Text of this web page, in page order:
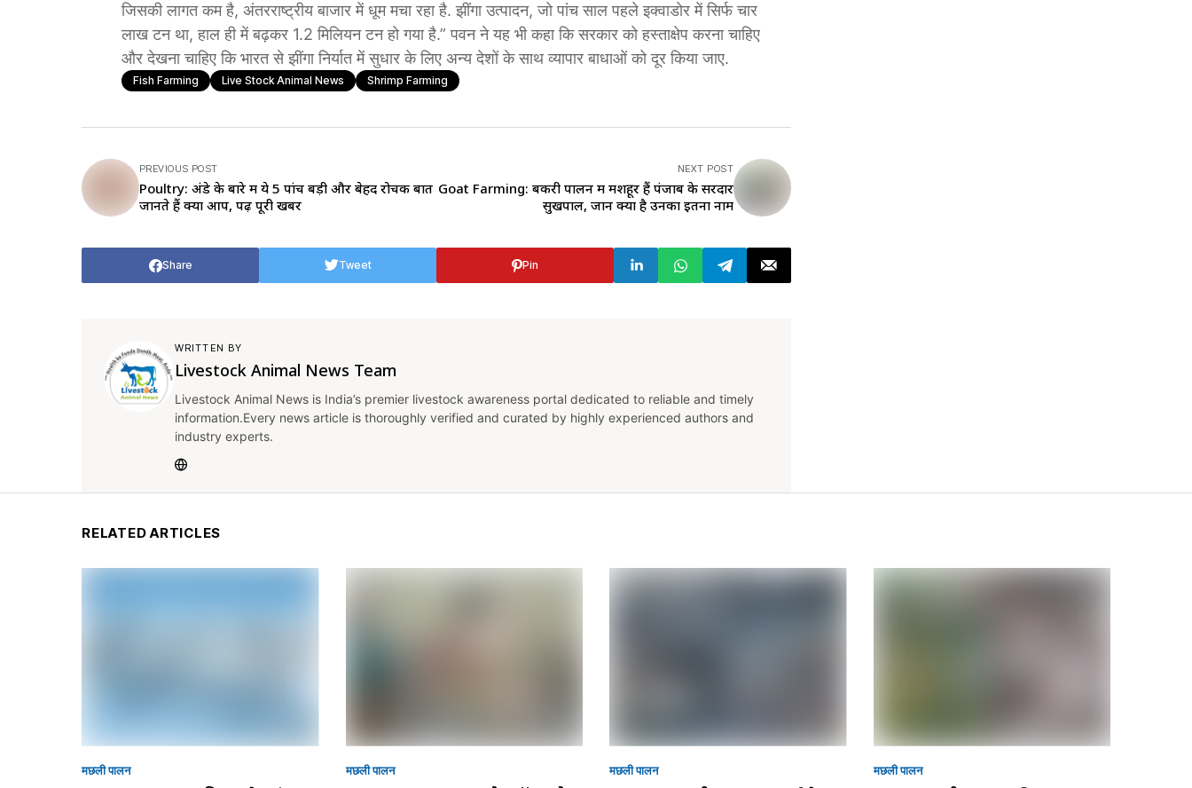
जिसकी लागत कम है, अंतरराष्ट्रीय बाजार में धूम मचा रहा है. झींगा उत्पादन, जो पांच साल पहले इक्वाडोर में सिर्फ चार
लाख टन था, हाल ही में बढ़कर 1.2 मिलियन टन हो गया है.” पवन ने यह भी कहा कि सरकार को हस्ताक्षेप करना चाहिए
और देखना चाहिए कि भारत से झींगा निर्यात में सुधार के लिए अन्य देशों के साथ व्यापार बाधाओं को दूर किया जाए.
Fish Farming Live Stock Animal News Shrimp Farming
PREVIOUS POST
Poultry: अंडे के बारे में ये 5 पांच बड़ी और बेहद रोचक बातें
जानते हैं क्या आप, पढ़ें पूरी खबर
NEXT POST
Goat Farming: बकरी पालन में मशहूर हैं पंजाब के सरदार
सुखपाल, जानें क्यों है उनका इतना नाम
Share Tweet Pin
WRITTEN BY
Livestock Animal News Team
Livestock Animal News is India’s premier livestock awareness portal dedicated to reliable and timely
information.Every news article is thoroughly verified and curated by highly experienced authors and
industry experts.
RELATED ARTICLES
मछली पालन मछली पालन मछली पालन मछली पालन